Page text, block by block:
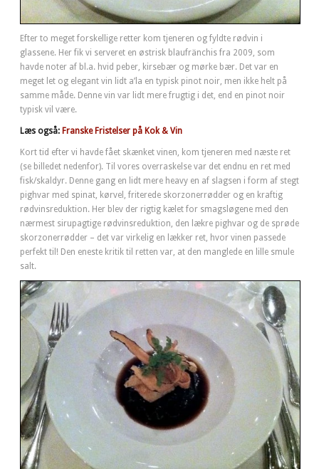
Efter to meget forskellige retter kom tjeneren og fyldte rødvin i
glassene. Her fik vi serveret en østrisk blaufränchis fra 2009, som
havde noter af bl.a. hvid peber, kirsebær og mørke bær. Det var en
meget let og elegant vin lidt a’la en typisk pinot noir, men ikke helt på
samme måde. Denne vin var lidt mere frugtig i det, end en pinot noir
typisk vil være.
Læs også: Franske Fristelser på Kok & Vin
Kort tid efter vi havde fået skænket vinen, kom tjeneren med næste ret
(se billedet nedenfor). Til vores overraskelse var det endnu en ret med
fisk/skaldyr. Denne gang en lidt mere heavy en af slagsen i form af stegt
pighvar med spinat, kørvel, friterede skorzonerrødder og en kraftig
rødvinsreduktion. Her blev der rigtig kælet for smagsløgene med den
nærmest sirupagtige rødvinsreduktion, den lækre pighvar og de sprøde
skorzonerrødder – det var virkelig en lækker ret, hvor vinen passede
perfekt til! Den eneste kritik til retten var, at den manglede en lille smule
salt.